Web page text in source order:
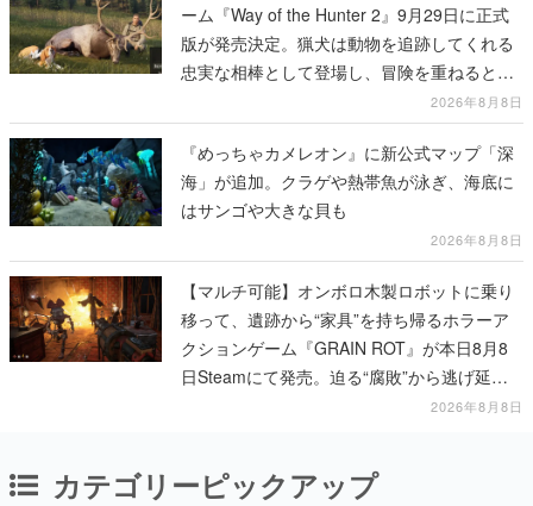
ーム『Way of the Hunter 2』9月29日に正式
版が発売決定。猟犬は動物を追跡してくれる
忠実な相棒として登場し、冒険を重ねると成
2026年8月8日
『めっちゃカメレオン』に新公式マップ「深
海」が追加。クラゲや熱帯魚が泳ぎ、海底に
はサンゴや大きな貝も
2026年8月8日
【マルチ可能】オンボロ木製ロボットに乗り
移って、遺跡から“家具”を持ち帰るホラーア
クションゲーム『GRAIN ROT』が本日8月8
日Steamにて発売。迫る“腐敗”から逃げ延
2026年8月8日
カテゴリーピックアップ